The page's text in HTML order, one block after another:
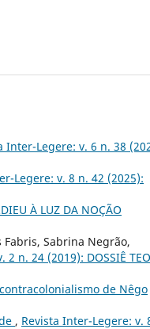
Inter-Legere: v. 6 n. 38
Legere: v. 8 n. 42 (2025):
À LUZ DA NOÇÃO
Fabris, Sabrina Negrão,
n. 24 (2019): DOSSIÊ
de Nêgo
, Revista Inter-Legere: v.